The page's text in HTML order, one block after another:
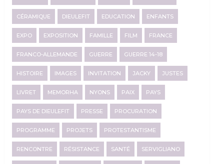
CÉRAMIQUE DIEULEFIT EDUCATION ENFANTS
EXPO EXPOSITION FAMILLE FILM FRANCE
FRANCO-ALLEMANDE GUERRE GUERRE 14-18
HISTOIRE IMAGES INVITATION JACKY JUSTES
LIVRET MEMORHA NYONS PAIX PAYS
PAYS DE DIEULEFIT PRESSE PROCURATION
PROGRAMME PROJETS PROTESTANTISME
RENCONTRE RÉSISTANCE SANTÉ SERVIGLIANO